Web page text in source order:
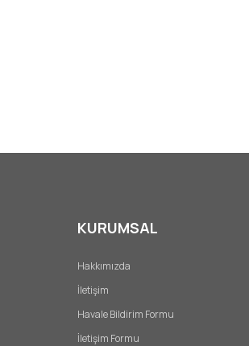
KURUMSAL
Hakkımızda
İletişim
Havale Bildirim Formu
İletişim Formu